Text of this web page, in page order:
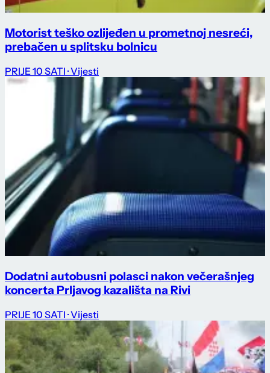
Motorist teško ozlijeđen u prometnoj nesreći,
prebačen u splitsku bolnicu
PRIJE 10 SATI · Vijesti
Dodatni autobusni polasci nakon večerašnjeg
koncerta Prljavog kazališta na Rivi
PRIJE 10 SATI · Vijesti